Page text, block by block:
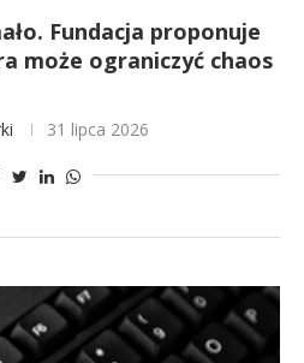
Fundacja proponuje
może ograniczyć chaos
31 lipca 2026